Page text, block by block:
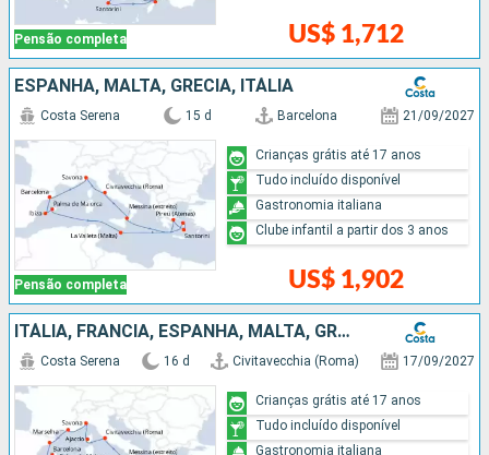
Pensão completa US$ 1,712
ESPANHA, MALTA, GRÉCIA, ITÁLIA
Pensão completa
Costa Serena 15 d Barcelona 21/09/2027
US$ 1,902
Crianças grátis até 17 anos
Tudo incluído disponível
Gastronomia italiana
Clube infantil a partir dos 3 anos
ITÁLIA, FRANCIA, ESPANHA, MALTA, GRÉCIA
Costa Serena 16 d Civitavecchia (Roma) 17/09/2027
Crianças grátis até 17 anos
Tudo incluído disponível
Gastronomia italiana